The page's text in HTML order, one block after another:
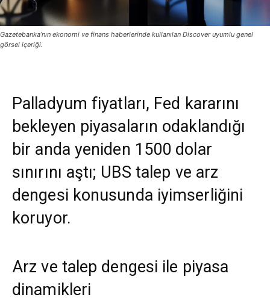
Gazetebanka’nın ekonomi ve finans haberlerinde kullanılan Discover uyumlu genel
görsel içeriği.
Palladyum fiyatları, Fed kararını
bekleyen piyasaların odaklandığı
bir anda yeniden 1500 dolar
sınırını aştı; UBS talep ve arz
dengesi konusunda iyimserliğini
koruyor.
Arz ve talep dengesi ile piyasa
dinamikleri